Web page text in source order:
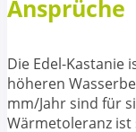
Ansprüche
Die Edel-Kastanie
höheren
mm/Jahr sind für
Wärmetoleranz ist